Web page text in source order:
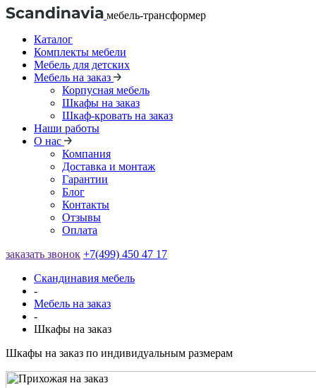
мебель-трансформер
Каталог
Комплекты мебели
Мебель для детских
Мебель на заказ
Корпусная мебель
Шкафы на заказ
Шкаф-кровать на заказ
Наши работы
О нас
Компания
Доставка и монтаж
Гарантии
Блог
Контакты
Отзывы
Оплата
заказать звонок +7(499) 450 47 17
Скандинавия мебель
-
Мебель на заказ
-
Шкафы на заказ
Шкафы на заказ по индивидуальным размерам